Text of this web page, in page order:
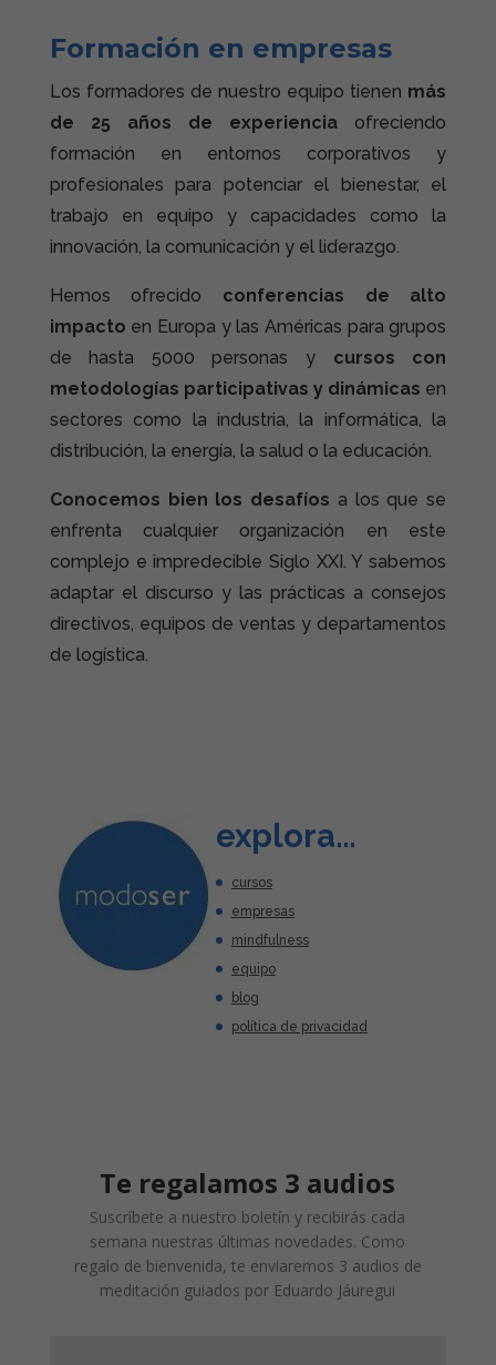
Formación en empresas
Los formadores de nuestro equipo tienen más
de 25 años de experiencia ofreciendo
formación en entornos corporativos y
profesionales para potenciar el bienestar, el
trabajo en equipo y capacidades como la
innovación, la comunicación y el liderazgo.
Hemos ofrecido conferencias de alto
impacto en Europa y las Américas para grupos
de hasta 5000 personas y cursos con
metodologías participativas y dinámicas en
sectores como la industria, la informática, la
distribución, la energía, la salud o la educación.
Conocemos bien los desafíos a los que se
enfrenta cualquier organización en este
complejo e impredecible Siglo XXI. Y sabemos
adaptar el discurso y las prácticas a consejos
directivos, equipos de ventas y departamentos
de logística.
explora…
cursos
empresas
mindfulness
equipo
blog
política de privacidad
Te regalamos 3 audios
Suscríbete a nuestro boletín y recibirás cada
semana nuestras últimas novedades. Como
regalo de bienvenida, te enviaremos 3 audios de
meditación guiados por Eduardo Jáuregui